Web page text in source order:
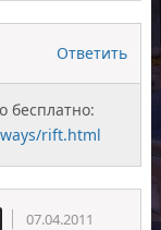
Ответить
бесплатно:
rift.html
07.04.2011